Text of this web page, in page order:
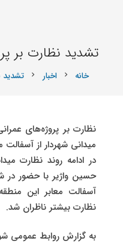
تشدید نظارت‌ بر
خانه chevron_right اخبار chevron_right تشدید
نظارت‌ بر پروژه‌های
میدانی شهردار از
در ادامه روند نظارت
حسین واژیر با حضور
آسفالت معابر این
نظارت بیشتر ناظران شد.
به گزارش روابط عمومی